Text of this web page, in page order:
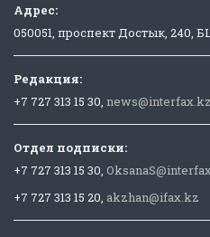
Адрес:
050051, проспект Достык, 240,
Редакция:
+7 727 313 15 30, news@interfax.kz
Отдел подписки:
+7 727 313 15 30,
+7 727 313 15 20, akzhan@ifax.kz